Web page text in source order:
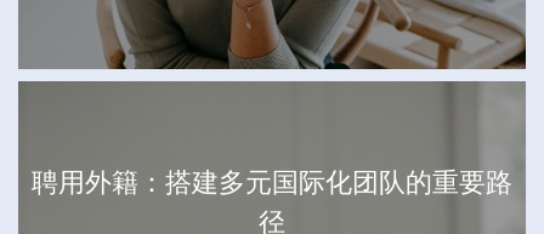
聘用外籍：搭建多元国际化团队的重要路
径